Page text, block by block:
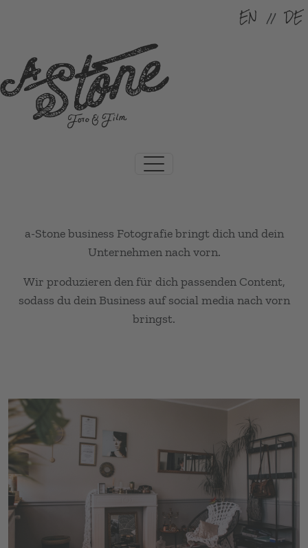
EN DE
a-Stone business Fotografie bringt dich und dein
Unternehmen nach vorn.
Wir produzieren den für dich passenden Content,
sodass du dein Business auf social media nach vorn
bringst.